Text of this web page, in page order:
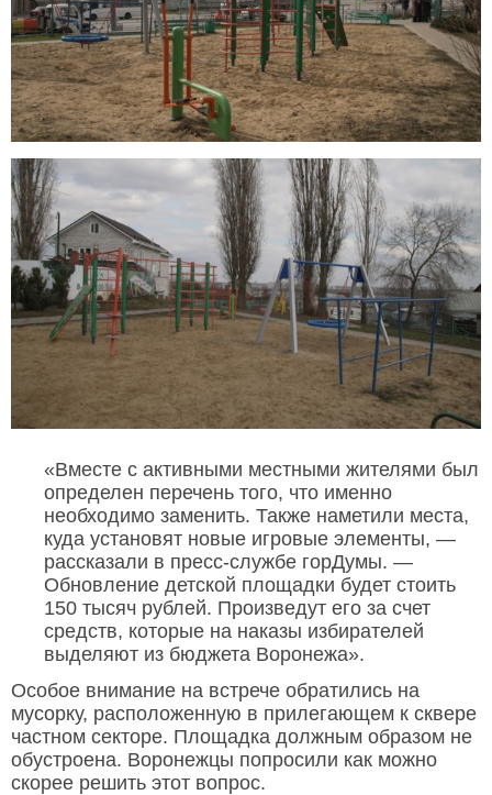
«Вместе с активными местными жителями был
определен перечень того, что именно
необходимо заменить. Также наметили места,
куда установят новые игровые элементы, —
рассказали в пресс-службе горДумы. —
Обновление детской площадки будет стоить
150 тысяч рублей. Произведут его за счет
средств, которые на наказы избирателей
выделяют из бюджета Воронежа».
Особое внимание на встрече обратились на
мусорку, расположенную в прилегающем к сквере
частном секторе. Площадка должным образом не
обустроена. Воронежцы попросили как можно
скорее решить этот вопрос.